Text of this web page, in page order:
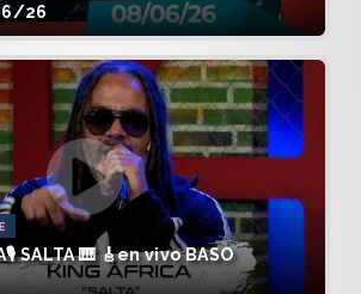
26
SALTA 🎹 🎸en vivo BASO